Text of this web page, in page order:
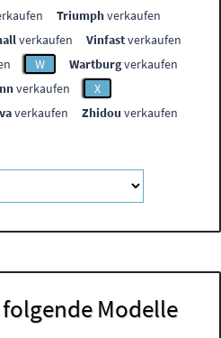
Triumphverkaufen
verkaufen Vinfastverkaufen
W Wartburgverkaufen
verkaufen
X
verkaufen Zhidou verkaufen
Modelle